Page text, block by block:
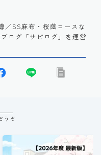
／SS麻布・桜蔭コースな
ログ「サピログ」を運営
うぞ